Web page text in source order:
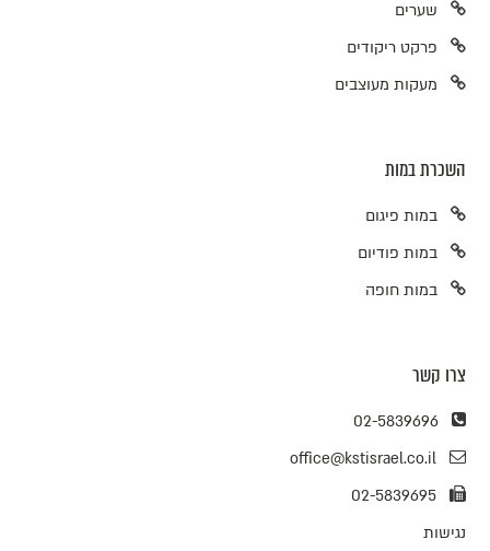
שערים
פרקט ריקודים
מעקות מעוצבים
השכרת במות
במות פיגום
במות פודיום
במות חופה
צרו קשר
02-5839696
office@kstisrael.co.il
02-5839695
נגישות